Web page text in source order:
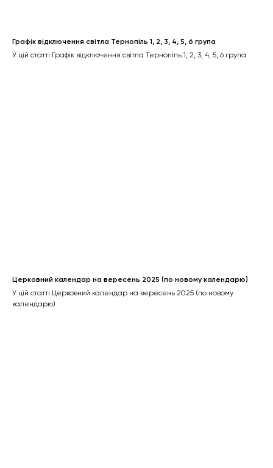
Графік відключення світла Тернопіль 1, 2, 3, 4, 5, 6 група
У цій статті Графік відключення світла Тернопіль 1, 2, 3, 4, 5, 6 група
Церковний календар на вересень 2025 (по новому календарю)
У цій статті Церковний календар на вересень 2025 (по новому
календарю)